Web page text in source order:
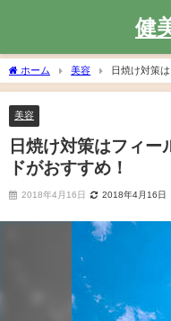
健
ホーム 美容
日焼け対策
め！
美容
日焼け対策はフィー
ドがおすすめ！
2018年4月16日 2018年4月16日